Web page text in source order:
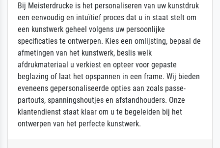
Bij Meisterdrucke is het personaliseren van uw kunstdruk
een eenvoudig en intuïtief proces dat u in staat stelt om
een kunstwerk geheel volgens uw persoonlijke
specificaties te ontwerpen. Kies een omlijsting, bepaal de
afmetingen van het kunstwerk, beslis welk
afdrukmateriaal u verkiest en opteer voor gepaste
beglazing of laat het opspannen in een frame. Wij bieden
eveneens gepersonaliseerde opties aan zoals passe-
partouts, spanningshoutjes en afstandhouders. Onze
klantendienst staat klaar om u te begeleiden bij het
ontwerpen van het perfecte kunstwerk.